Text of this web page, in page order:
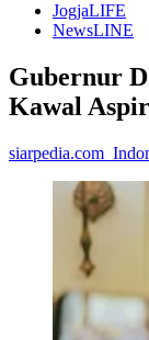
JogjaLIFE
NewsLINE
Gubernur
Kawal